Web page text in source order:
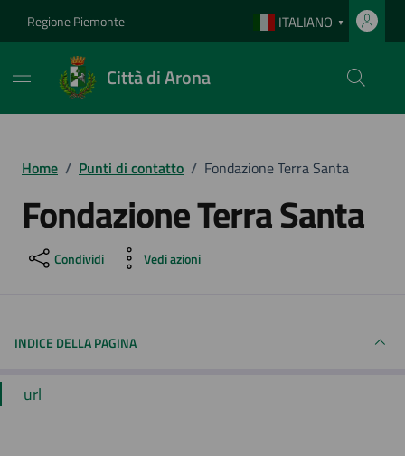
Regione Piemonte ITALIANO ▼
Città di Arona
Home / Punti di contatto / Fondazione Terra Santa
Fondazione Terra Santa
Condividi Vedi azioni
INDICE DELLA PAGINA
url